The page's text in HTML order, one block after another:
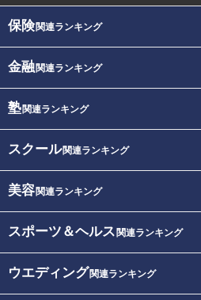
保険関連ランキング
金融関連ランキング
塾関連ランキング
スクール関連ランキング
美容関連ランキング
スポーツ＆ヘルス 関連ランキング
ウエディング関連ランキング